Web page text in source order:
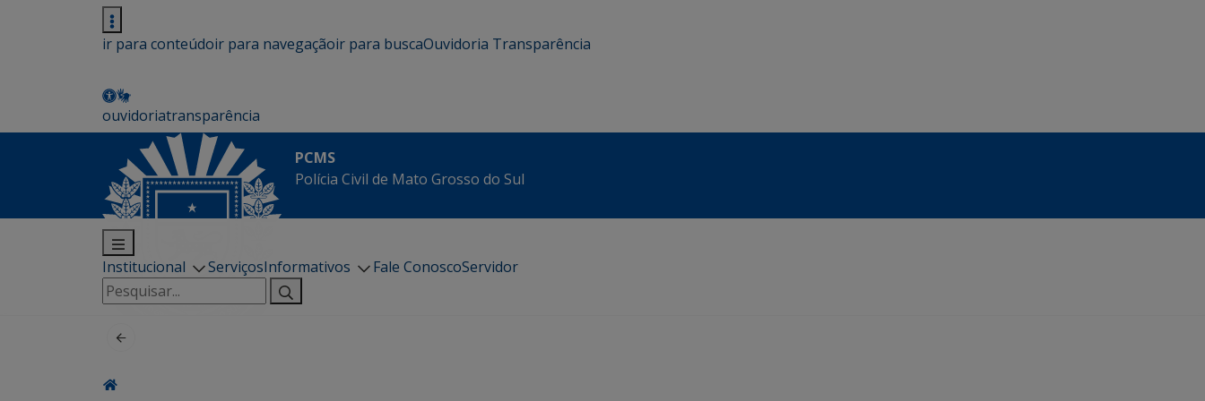
ir para conteúdoir para navegaçãoir para buscaOuvidoria Transparência
ouvidoriatransparência
PCMS
Polícia Civil de Mato Grosso do Sul
Institucional ServiçosInformativos Fale ConoscoServidor
Pesquisar
por: